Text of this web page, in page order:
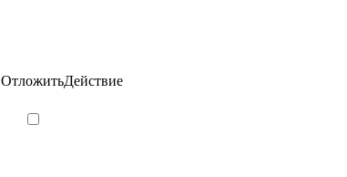
ОтложитьДействие